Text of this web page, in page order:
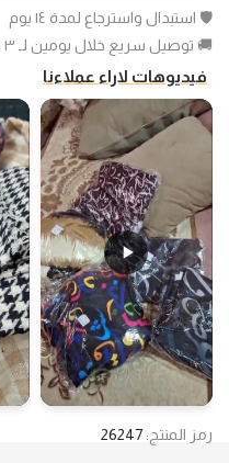
🛡️ استبدال واسترجاع لمدة ١٤ يوم
🚚 توصيل سريع خلال يومين لـ ٣ ايام عمل
فيديوهات لاراء عملاءنا
رمز المنتج: 26247